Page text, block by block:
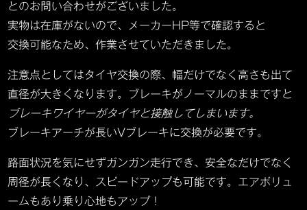
とのお問い合わせがございました。
実物は在庫がないので、メーカーHP等で確認すると
交換可能なため、作業させていただきました。
注意点としてはタイヤ交換の際、幅だけでなく高さも出て
直径が大きくなります。ブレーキがノーマルのままですと
ブレーキワイヤーがタイヤと接触してしまいます。
ブレーキアーチが長いVブレーキに交換が必要です。
路面状況を気にせずガンガン走行でき、安全なだけでなく
周径が長くなり、スピードアップも可能です。エアボリュ
ームもあり乗り心地もアップ！